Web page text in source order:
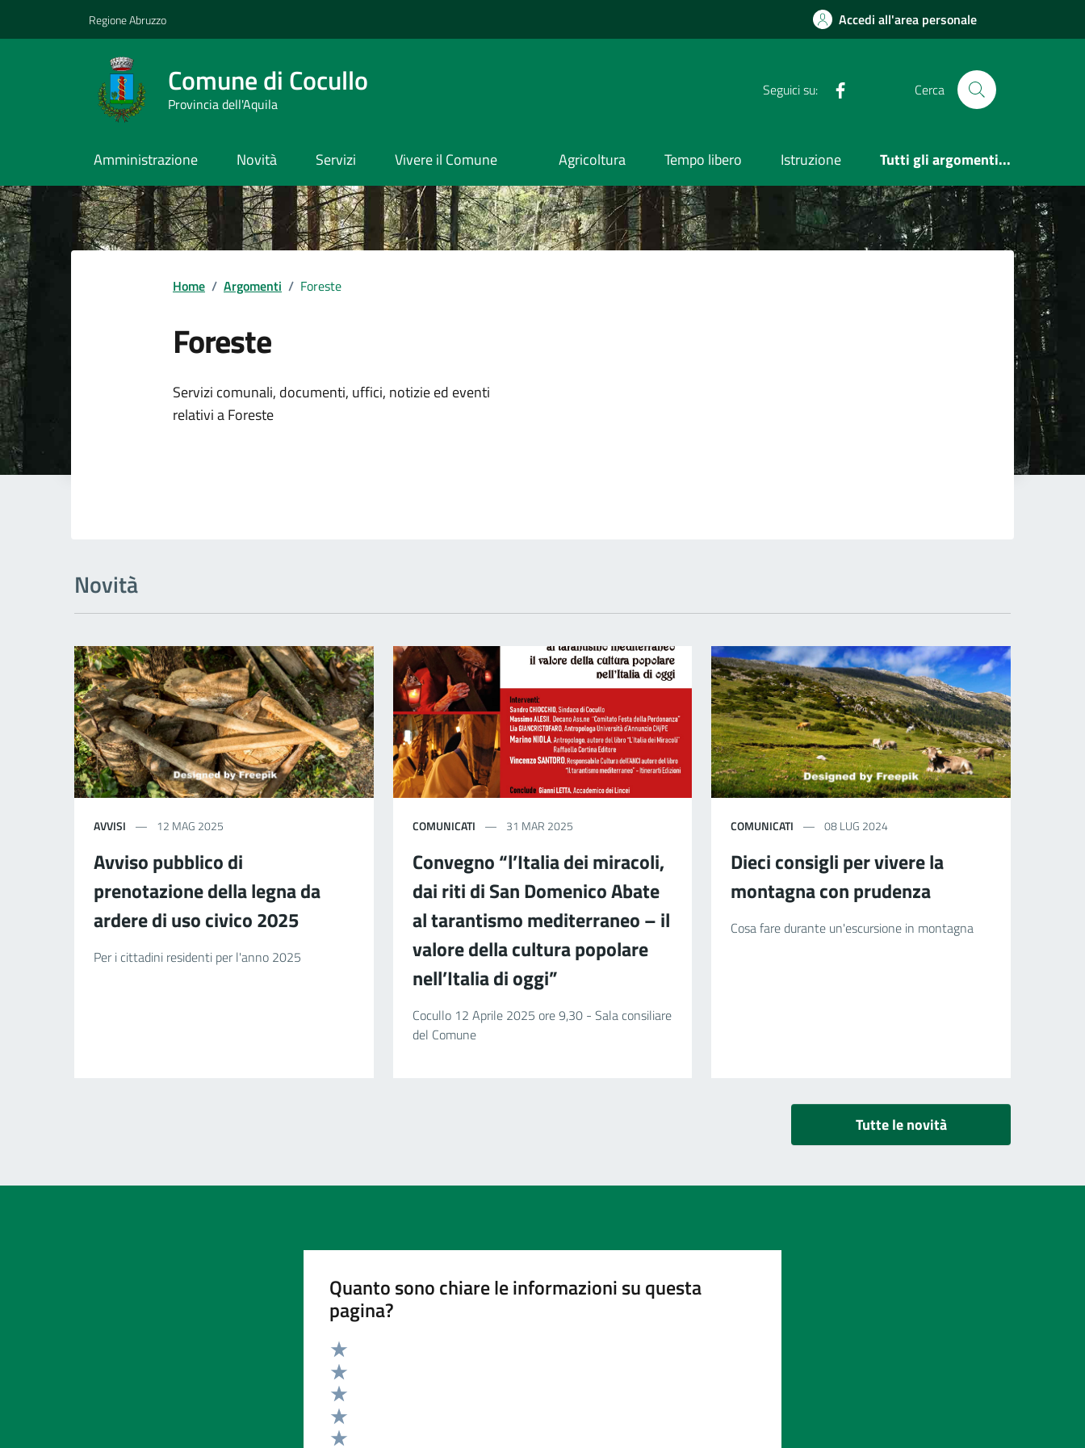
Regione Abruzzo Accedi all'area personale
Comune di Cocullo
Provincia dell'Aquila
Seguici su: Cerca
Amministrazione Novità Servizi Vivere il Comune Agricoltura Tempo libero Istruzione Tutti gli argomenti...
Contenuti in evidenza
Home / Argomenti / Foreste
Foreste
Dettagli dell'argomento
Servizi comunali, documenti, uffici, notizie ed eventi
relativi a Foreste
Novità
AVVISI 12 MAG 2025
Avviso pubblico di
prenotazione della legna da
ardere di uso civico 2025
Per i cittadini residenti per l'anno 2025
COMUNICATI 31 MAR 2025
Convegno “l’Italia dei miracoli,
dai riti di San Domenico Abate
al tarantismo mediterraneo – il
valore della cultura popolare
nell’Italia di oggi”
Cocullo 12 Aprile 2025 ore 9,30 - Sala consiliare
del Comune
COMUNICATI 08 LUG 2024
Dieci consigli per vivere la
montagna con prudenza
Cosa fare durante un'escursione in montagna
Tutte le novità
Quanto sono chiare le informazioni su questa
pagina?
Valuta 5 stelle su 5
Valuta 4 stelle su 5
Valuta 3 stelle su 5
Valuta 2 stelle su 5